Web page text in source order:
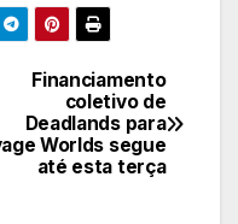
Financiamento
coletivo de
Deadlands para
Worlds segue
até esta terça